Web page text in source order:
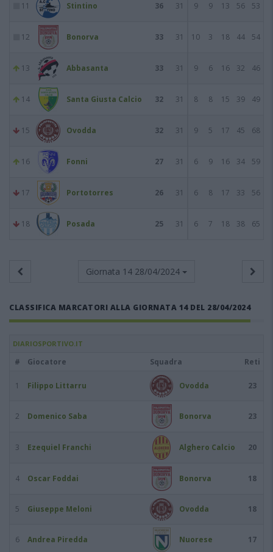
11 Stintino 36 31 9 9 13 56 53
12 Bonorva 33 31 10 3 18 44 54
13 Abbasanta 33 31 9 6 16 32 46
14 Santa Giusta Calcio 32 31 8 8 15 39 49
15 Ovodda 32 31 9 5 17 45 68
16 Fonni 27 31 6 9 16 34 59
17 Portotorres 26 31 6 8 17 33 56
18 Posada 25 31 6 7 18 38 65
Giornata 14 28/04/2024
CLASSIFICA MARCATORI ALLA GIORNATA 14 DEL 28/04/2024
DIARIOSPORTIVO.IT
# Giocatore Squadra Reti
1 Filippo Littarru Ovodda 23
2 Domenico Saba Bonorva 23
3 Ezequiel Franchi Alghero Calcio 20
4 Oscar Foddai Bonorva 18
5 Giuseppe Meloni Ovodda 18
6 Andrea Piredda Nuorese 17